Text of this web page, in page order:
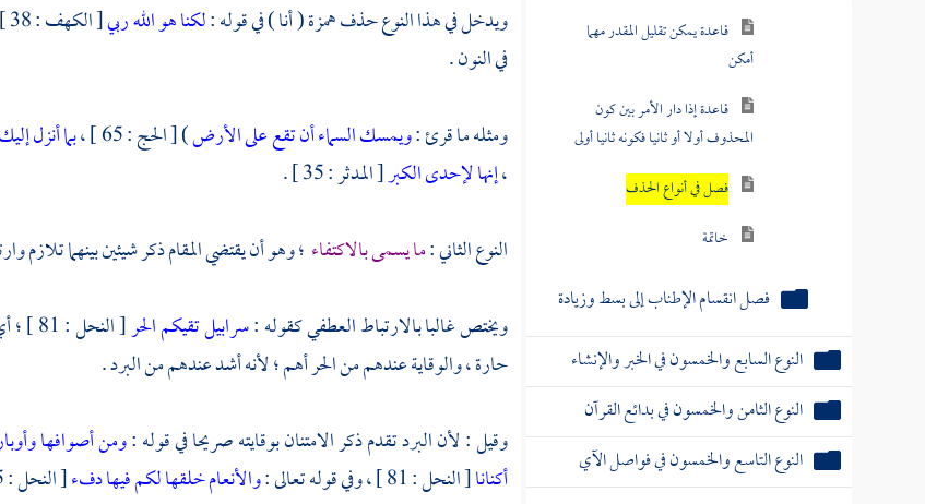
قاعدة يمكن تقليل المقدر مهما
أمكن
قاعدة إذا دار الأمر بين كون
المحذوف أولا أو ثانيا فكونه ثانيا أولى
فصل في أنواع الحذف
خاتمة
فصل انقسام الإطناب إلى بسط وزيادة
النوع السابع والخمسون في الخبر والإنشاء
النوع الثامن والخمسون في بدائع القرآن
النوع التاسع والخمسون في فواصل الآي
ويدخل في هذا النوع حذف همزة ( أنا ) في قوله :لكنا هو الله ربي
في النون .
ومثله ما قرئ :ويمسك السماء أن تقع على الأرض) [ الحج : 65 ] ، بما أنزل إليك
،إنها لإحدى الكبر[ المدثر : 35 ] .
النوع الثاني :ما يسمى بالاكتفاء ؛ وهو أن يقتضي المقام ذكر شيئين بينهما تلازم
ويختص غالبا بالارتباط العطفي كقوله :سرابيل تقيكم الحر
[
حارة ، والوقاية عندهم من الحر أهم ؛ لأنه أشد عندهم من البرد .
وقيل : لأن البرد تقدم ذكر الامتنان بوقايته صريحا في قوله :ومن أصوافها
أكنانا[ النحل : 81 ] ، وفي قوله تعالى : والأنعام خلقها لكم فيها دفء[ النحل : 5 ] .